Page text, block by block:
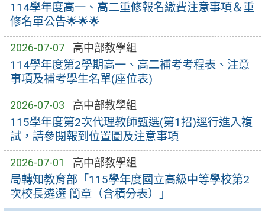
114學年度高一、高二重修報名繳費注意事項＆重
修名單公告🌟🌟🌟
2026-07-07 高中部教學組
114學年度第2學期高一、高二補考考程表、注意
事項及補考學生名單(座位表)
2026-07-03 高中部教學組
115學年度第2次代理教師甄選(第1招)逕行進入複
試，請參閱報到位置圖及注意事項
2026-07-01 高中部教學組
局轉知教育部「115學年度國立高級中等學校第2
次校長遴選 簡章（含積分表）」